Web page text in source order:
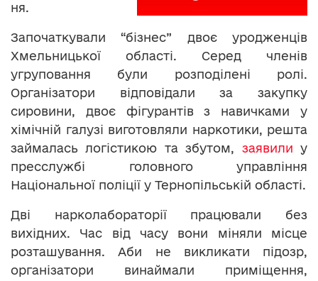
ня.
Започаткували “бізнес” двоє уродженців
Хмельницької області. Серед членів
угруповання були розподілені ролі.
Організатори відповідали за закупку
сировини, двоє фігурантів з навичками у
хімічній галузі виготовляли наркотики, решта
займалась логістикою та збутом, заявили у
пресслужбі головного управління
Національної поліції у Тернопільській області.
Дві нарколабораторії працювали без
вихідних. Час від часу вони міняли місце
розташування. Аби не викликати підозр,
організатори винаймали приміщення,